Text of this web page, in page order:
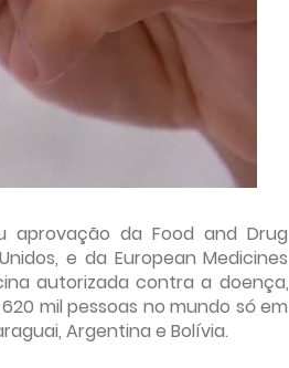
aprovação da Food and Drug
e da European Medicines
autorizada contra a doença,
mil pessoas no mundo só em
Argentina e Bolívia.